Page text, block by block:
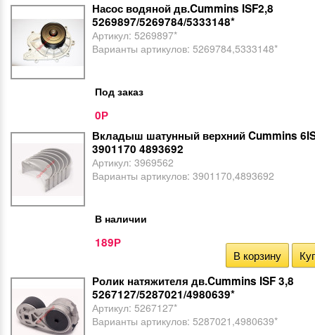
Насос водяной дв.Cummins ISF2,8
5269897/5269784/5333148*
Артикул: 5269897*
Варианты артикулов: 5269784,5333148*
Под заказ
0Р
Вкладыш шатунный верхний Cummins
3901170 4893692
Артикул: 3969562
Варианты артикулов: 3901170,4893692
В наличии
189Р
В корзину
Ролик натяжителя дв.Cummins ISF 3,8
5267127/5287021/4980639*
Артикул: 5267127*
Варианты артикулов: 5287021,4980639*